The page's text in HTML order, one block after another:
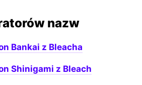
nazw
Bankai z Bleacha
Shinigami z Bleach